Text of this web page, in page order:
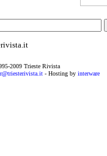
-2009 Trieste Rivista
- Hosting by interware